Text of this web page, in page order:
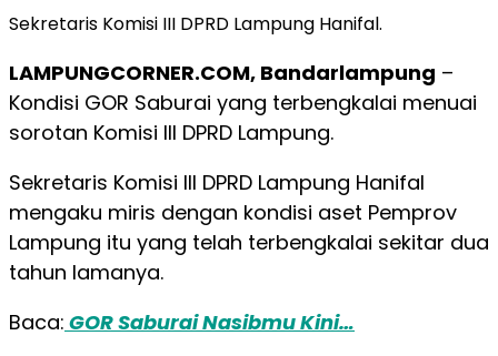
Sekretaris Komisi III DPRD Lampung Hanifal.
LAMPUNGCORNER.COM, Bandarlampung –
Kondisi GOR Saburai yang terbengkalai menuai
sorotan Komisi III DPRD Lampung.
Sekretaris Komisi III DPRD Lampung Hanifal
mengaku miris dengan kondisi aset Pemprov
Lampung itu yang telah terbengkalai sekitar dua
tahun lamanya.
Baca: GOR Saburai Nasibmu Kini…